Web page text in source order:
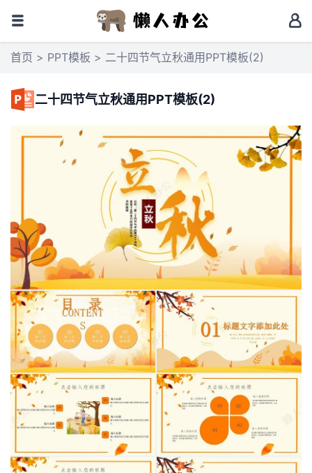
首页 > PPT模板 > 二十四节气立秋通用PPT模板(2)
二十四节气立秋通用PPT模板(2)